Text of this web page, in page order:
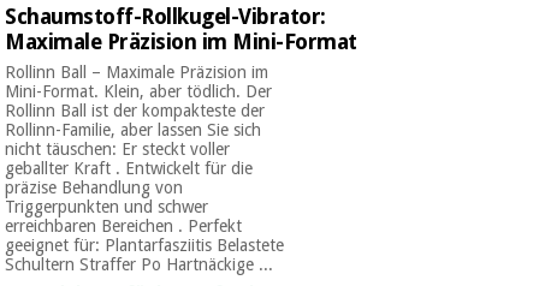
Schaumstoff-Rollkugel-Vibrator:
Maximale Präzision im Mini-Format
Rollinn Ball – Maximale Präzision im
Mini-Format. Klein, aber tödlich. Der
Rollinn Ball ist der kompakteste der
Rollinn-Familie, aber lassen Sie sich
nicht täuschen: Er steckt voller
geballter Kraft . Entwickelt für die
präzise Behandlung von
Triggerpunkten und schwer
erreichbaren Bereichen . Perfekt
geeignet für: Plantarfasziitis Belastete
Schultern Straffer Po Hartnäckige ...